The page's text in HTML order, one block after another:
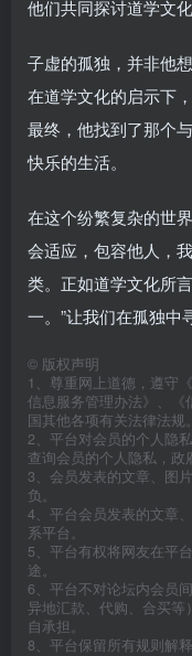
他们共同探讨道学文
子虚的孤独，并非他
在道学文化的启示下
最终，他找到了那个
快乐的生活。
在这个纷繁复杂的世
会适应，包容他人，
类。正如道学文化所
一。”让我们在孤独中
© 版权声明
1、尊重网上道德，遵守
信息服务管理办法》、《
国其他各项有关法律法规。
2、平台对会员的个人隐
查询会员的个人隐私，政
3、会员发表的文章、图
负。
4、平台会员发表的文章
系平台。
5、平台有权将网友在平
途。
6、平台不对论坛内会员
异地汇款、代购、合买等
自承担。
8、平台保留所有规则解